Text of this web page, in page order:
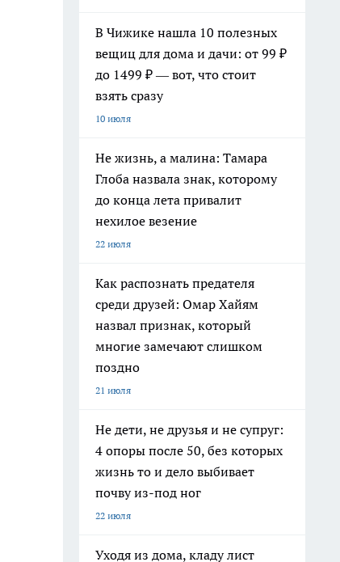
В Чижике нашла 10 полезных
вещиц для дома и дачи: от 99 ₽
до 1499 ₽ — вот, что стоит
взять сразу
10 июля
Не жизнь, а малина: Тамара
Глоба назвала знак, которому
до конца лета привалит
нехилое везение
22 июля
Как распознать предателя
среди друзей: Омар Хайям
назвал признак, который
многие замечают слишком
поздно
21 июля
Не дети, не друзья и не супруг:
4 опоры после 50, без которых
жизнь то и дело выбивает
почву из-под ног
22 июля
Уходя из дома, кладу лист